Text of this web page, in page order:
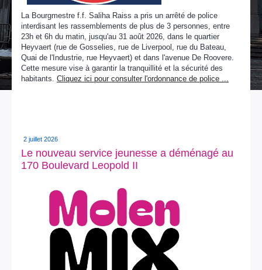
La Bourgmestre f.f. Saliha Raiss a pris un arrêté de police
interdisant les rassemblements de plus de 3 personnes, entre
23h et 6h du matin, jusqu'au 31 août 2026, dans le quartier
Heyvaert (rue de Gosselies, rue de Liverpool, rue du Bateau,
Quai de l'Industrie, rue Heyvaert) et dans l'avenue De Roovere.
Cette mesure vise à garantir la tranquillité et la sécurité des
habitants. Cliquez ici pour consulter l'ordonnance de police ...
2 juillet 2026
Le nouveau service jeunesse a déménagé au
170 Boulevard Leopold II